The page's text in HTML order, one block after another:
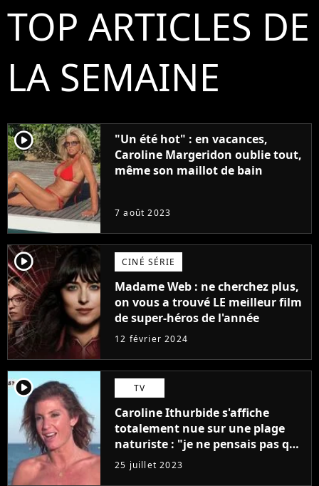
TOP ARTICLES DE
LA SEMAINE
player2
"Un été hot" : en vacances,
Caroline Margeridon oublie tout,
même son maillot de bain
7 août 2023
player2 CINÉ SÉRIE
Madame Web : ne cherchez plus,
on vous a trouvé LE meilleur film
de super-héros de l'année
12 février 2024
player2 TV
Caroline Ithurbide s'affiche
totalement nue sur une plage
naturiste : "je ne pensais pas que
j'arriverais à le faire..."
25 juillet 2023